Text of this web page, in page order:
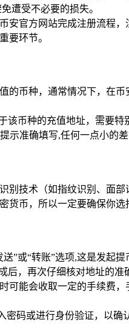
遭受不必要的损失。
安官方网站完成注册流程
要环节。
币种，通常情况下，在
该币种的充值地址，需要
示准确填写,任何一点小的
别技术（如指纹识别、面
币，所以一定要确保你选
”或“转账”选项,这是发起提
，再次仔细核对地址的
可能会收取一定的手续费
码或进行身份验证，以